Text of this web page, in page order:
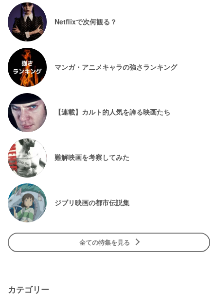
Netflixで次何観る？
マンガ・アニメキャラの強さランキング
【連載】カルト的人気を誇る映画たち
難解映画を考察してみた
ジブリ映画の都市伝説集
全ての特集を見る
カテゴリー